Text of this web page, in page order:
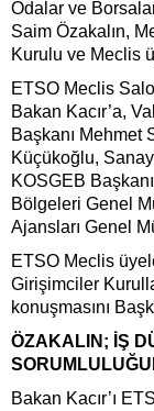
Odalar ve
Saim Özakalın,
Kurulu ve Meclis
ETSO Meclis
Bakan Kacır’a,
Başkanı Mehmet
Küçükoğlu,
KOSGEB
Bölgeleri Genel
Ajansları Genel
ETSO Meclis
Girişimciler
konuşmasını
ÖZAKALIN; İŞ
Bakan Kacır’ı